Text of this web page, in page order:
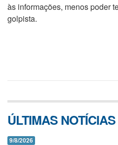
às informações, menos poder
golpista.
ÚLTIMAS NOTÍCIAS
9/8/2026